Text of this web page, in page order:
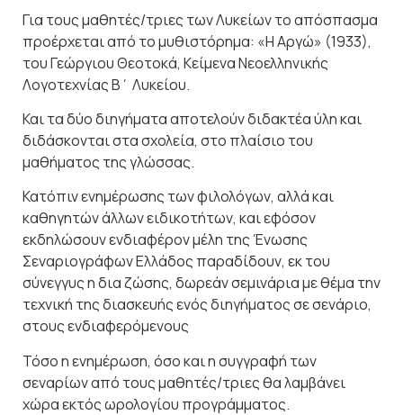
Για τους μαθητές/τριες των Λυκείων το απόσπασμα
προέρχεται από το μυθιστόρημα: «Η Αργώ» (1933),
του Γεώργιου Θεοτοκά, Κείμενα Νεοελληνικής
Λογοτεχνίας Β΄ Λυκείου.
Και τα δύο διηγήματα αποτελούν διδακτέα ύλη και
διδάσκονται στα σχολεία, στο πλαίσιο του
μαθήματος της γλώσσας.
Κατόπιν ενημέρωσης των φιλολόγων, αλλά και
καθηγητών άλλων ειδικοτήτων, και εφόσον
εκδηλώσουν ενδιαφέρον μέλη της Ένωσης
Σεναριογράφων Ελλάδος παραδίδουν, εκ του
σύνεγγυς η δια ζώσης, δωρεάν σεμινάρια με θέμα την
τεχνική της διασκευής ενός διηγήματος σε σενάριο,
στους ενδιαφερόμενους
Τόσο η ενημέρωση, όσο και η συγγραφή των
σεναρίων από τους μαθητές/τριες θα λαμβάνει
χώρα εκτός ωρολογίου προγράμματος.